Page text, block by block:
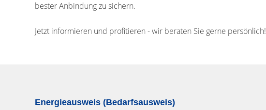
bester Anbindung zu sichern.
Jetzt informieren und profitieren - wir beraten Sie gerne persönlich!
Energieausweis (Bedarfsausweis)